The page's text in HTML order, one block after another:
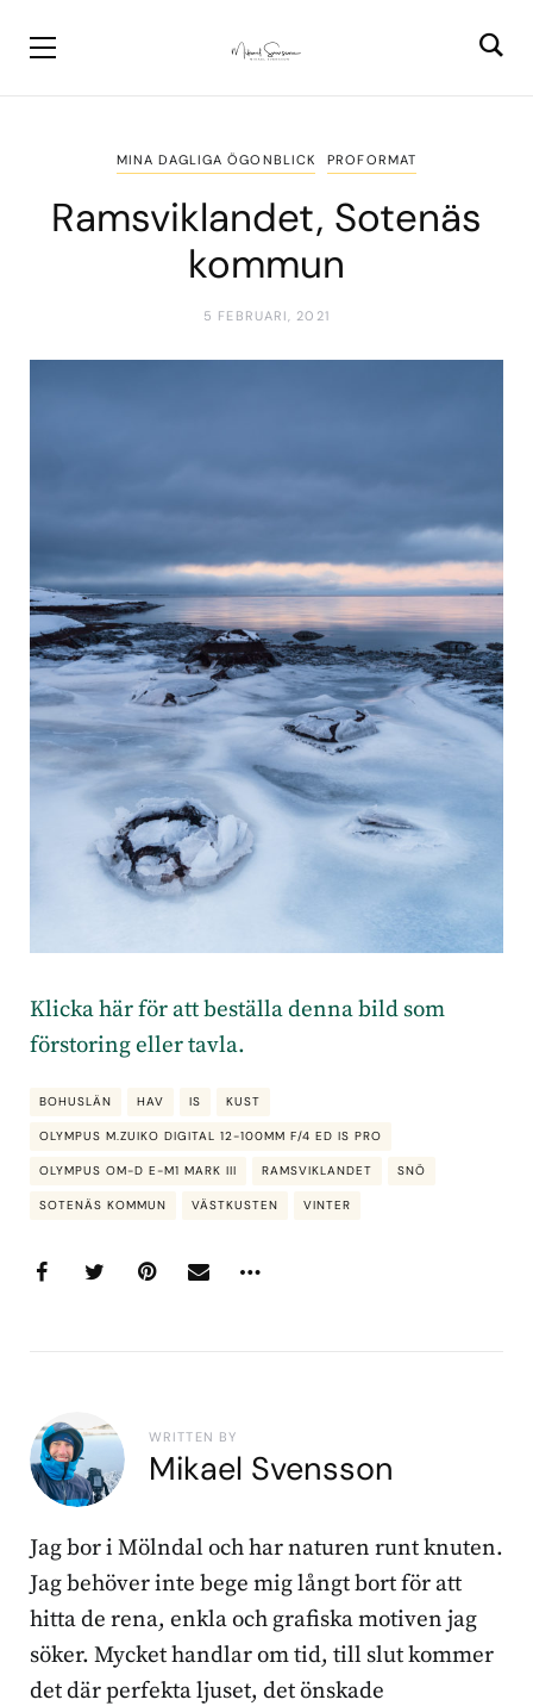
MINA DAGLIGA ÖGONBLICK PROFORMAT
Ramsviklandet, Sotenäs
kommun
5 FEBRUARI, 2021
Klicka här för att beställa denna bild som
förstoring eller tavla.
BOHUSLÄN HAV IS KUST
OLYMPUS M.ZUIKO DIGITAL 12-100MM F/4 ED IS PRO
OLYMPUS OM-D E-M1 MARK III RAMSVIKLANDET SNÖ
SOTENÄS KOMMUN VÄSTKUSTEN VINTER
WRITTEN BY
Mikael Svensson
Jag bor i Mölndal och har naturen runt knuten.
Jag behöver inte bege mig långt bort för att
hitta de rena, enkla och grafiska motiven jag
söker. Mycket handlar om tid, till slut kommer
det där perfekta ljuset, det önskade